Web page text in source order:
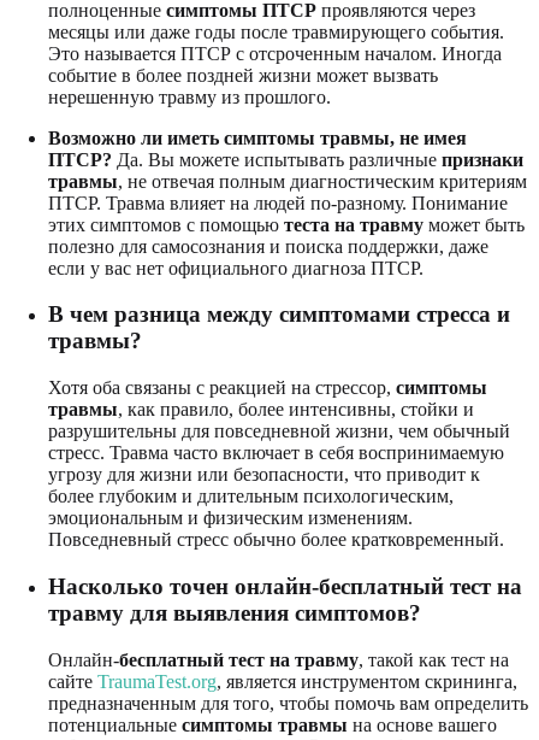
полноценные симптомы ПТСР проявляются через
месяцы или даже годы после травмирующего события.
Это называется ПТСР с отсроченным началом. Иногда
событие в более поздней жизни может вызвать
нерешенную травму из прошлого.
Возможно ли иметь симптомы травмы, не имея
ПТСР? Да. Вы можете испытывать различные признаки
травмы, не отвечая полным диагностическим критериям
ПТСР. Травма влияет на людей по-разному. Понимание
этих симптомов с помощью теста на травму может быть
полезно для самосознания и поиска поддержки, даже
если у вас нет официального диагноза ПТСР.
В чем разница между симптомами стресса и
травмы?
Хотя оба связаны с реакцией на стрессор, симптомы
травмы, как правило, более интенсивны, стойки и
разрушительны для повседневной жизни, чем обычный
стресс. Травма часто включает в себя воспринимаемую
угрозу для жизни или безопасности, что приводит к
более глубоким и длительным психологическим,
эмоциональным и физическим изменениям.
Повседневный стресс обычно более кратковременный.
Насколько точен онлайн-бесплатный тест на
травму для выявления симптомов?
Онлайн-бесплатный тест на травму, такой как тест на
сайте TraumaTest.org, является инструментом скрининга,
предназначенным для того, чтобы помочь вам определить
потенциальные симптомы травмы на основе вашего